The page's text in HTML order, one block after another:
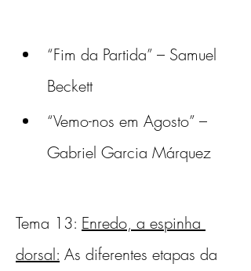
“Fim da Partida” – Samuel
Beckett
“Vemo-nos em Agosto” –
Gabriel Garcia Márquez
Tema 13: Enredo, a espinha
dorsal: As diferentes etapas da